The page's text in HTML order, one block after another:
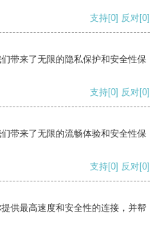
支持[0] 反对[0]
带来了无限的隐私保护和安全性保
支持[0] 反对[0]
带来了无限的流畅体验和安全性保
支持[0] 反对[0]
供最高速度和安全性的连接，并帮